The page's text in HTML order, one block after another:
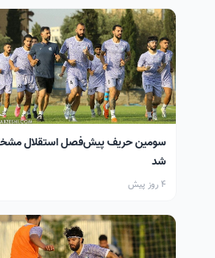
سومین حریف پیش‌فصل استقلال
شد
4 روز پیش